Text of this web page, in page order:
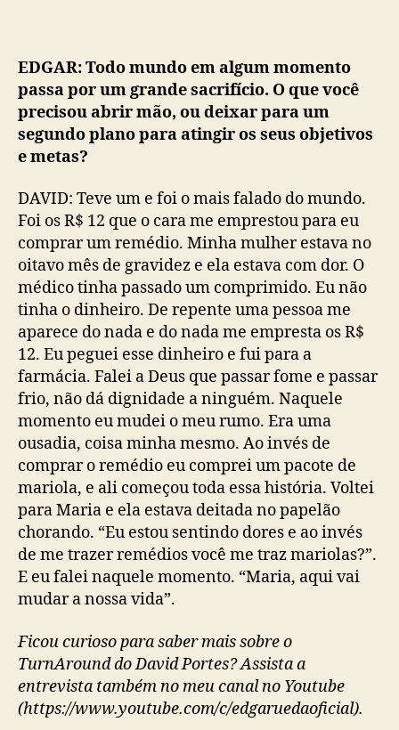
EDGAR: Todo mundo em algum momento
passa por um grande sacrifício. O que você
precisou abrir mão, ou deixar para um
segundo plano para atingir os seus objetivos
e metas?
DAVID: Teve um e foi o mais falado do mundo.
Foi os R$ 12 que o cara me emprestou para eu
comprar um remédio. Minha mulher estava no
oitavo mês de gravidez e ela estava com dor. O
médico tinha passado um comprimido. Eu não
tinha o dinheiro. De repente uma pessoa me
aparece do nada e do nada me empresta os R$
12. Eu peguei esse dinheiro e fui para a
farmácia. Falei a Deus que passar fome e passar
frio, não dá dignidade a ninguém. Naquele
momento eu mudei o meu rumo. Era uma
ousadia, coisa minha mesmo. Ao invés de
comprar o remédio eu comprei um pacote de
mariola, e ali começou toda essa história. Voltei
para Maria e ela estava deitada no papelão
chorando. “Eu estou sentindo dores e ao invés
de me trazer remédios você me traz mariolas?”.
E eu falei naquele momento. “Maria, aqui vai
mudar a nossa vida”.
Ficou curioso para saber mais sobre o
TurnAround do David Portes? Assista a
entrevista também no meu canal no Youtube
(https://www.youtube.com/c/edgaruedaoficial).